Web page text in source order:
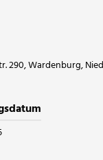
290, Wardenburg,